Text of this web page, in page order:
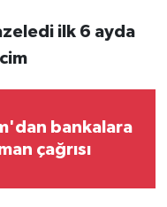
ilk 6 ayda
bankalara
çağrısı